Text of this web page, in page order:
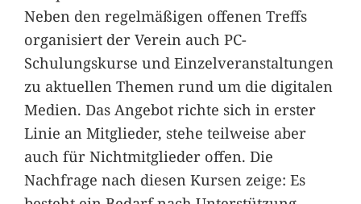
Neben den regelmäßigen offenen Treffs
organisiert der Verein auch PC-
Schulungskurse und Einzelveranstaltungen
zu aktuellen Themen rund um die digitalen
Medien. Das Angebot richte sich in erster
Linie an Mitglieder, stehe teilweise aber
auch für Nichtmitglieder offen. Die
Nachfrage nach diesen Kursen zeige: Es